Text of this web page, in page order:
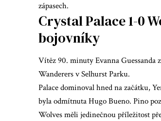
zápasech.
Crystal Palace 1-0
bojovníky
Vítěz 90. minuty Evanna Guessanda
Wanderers v Selhurst Parku.
Palace dominoval hned na začátku,
byla odmítnuta Hugo Bueno. Pino
Wolves měli jedinečnou příležitost